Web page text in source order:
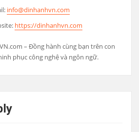
info@dinhanhvn.com
https://dinhanhvn.com
– Đồng hành cùng bạn trên con
phục công nghệ và ngôn ngữ.